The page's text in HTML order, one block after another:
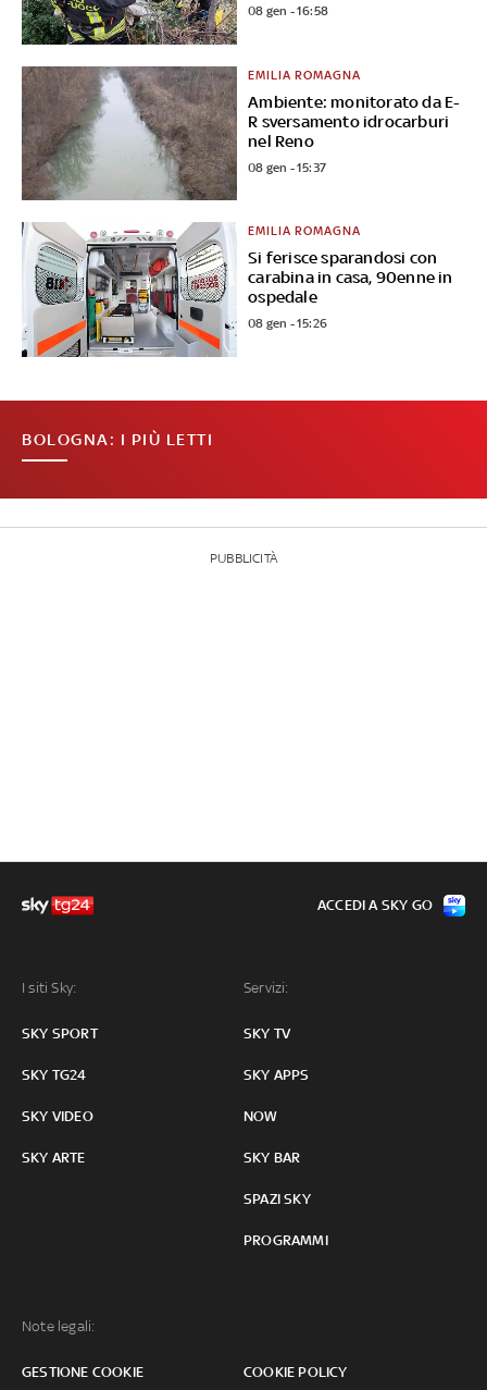
08 gen - 16:58
Ambiente: monitorato da E-
R sversamento idrocarburi
nel Reno
EMILIA ROMAGNA
08 gen - 15:37
Si ferisce sparandosi con
carabina in casa, 90enne in
ospedale
EMILIA ROMAGNA
08 gen - 15:26
BOLOGNA: I PIÙ LETTI
PUBBLICITÀ
I siti Sky:
SKY SPORT
SKY TG24
SKY VIDEO
SKY ARTE
Servizi:
SKY TV
SKY APPS
NOW
SKY BAR
SPAZI SKY
PROGRAMMI
Note legali:
GESTIONE COOKIE COOKIE POLICY
ACCEDI A SKY GO